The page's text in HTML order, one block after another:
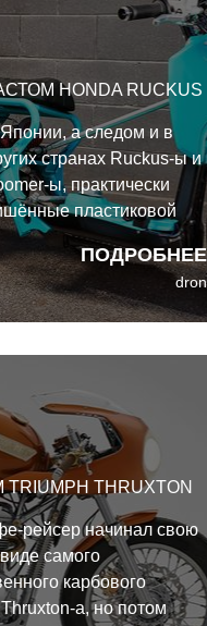
HONDA RUCKUS
ПОДРОБНЕЕ
а следом и в
странах Ruckus-ы и
ы, практически
пластиковой
стали
самому дикому
превращая
в заниженные
варианты.
dron
THRUXTON
рейсер начинал свою
самого
карбового
а, но потом